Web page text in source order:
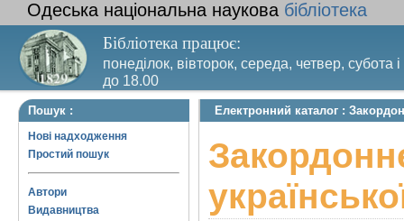
Одеська національна наукова бібліотека
Бібліотека працює:
понеділок, вівторок, середа, четвер, субота
до 18.00
Вихідний день – п’ятниця. Останній четвер
Пошук :
Нові надходження
Простий пошук
Автори
Видавництва
Електронний каталог :